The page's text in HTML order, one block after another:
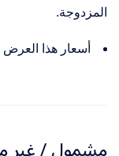
المزدوجة.
أسعار هذا
مشمول / غير